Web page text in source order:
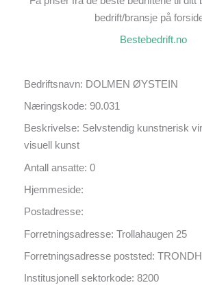
bedrift/bransje på
Bestebedrift.no
Bedriftsnavn: DOLMEN ØYSTEIN
Næringskode: 90.031
Beskrivelse: Selvstendig kunstnerisk
visuell kunst
Antall ansatte: 0
Hjemmeside:
Postadresse:
Forretningsadresse: Trollahaugen 25
Forretningsadresse poststed:
Institusjonell sektorkode: 8200